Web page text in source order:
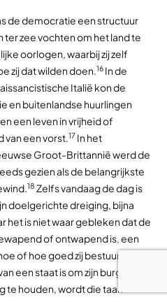
de democratie een structuur
ter zee vochten om het land te
oorlogen, waarbij zij zelf
zij dat wilden doen.16 In de
Italië kon de
en buitenlandse huurlingen
een leven in vrijheid of
van een vorst.17 In het
Groot-Brittannië werd de
gezien als de belangrijkste
18 Zelfs vandaag de dag is
doelgerichte dreiging, bijna
het is niet waar gebleken dat de
of ontwapend is, een
of hoe goed zij bestuurd zal
een staat is om zijn burgers
te houden, wordt die taak